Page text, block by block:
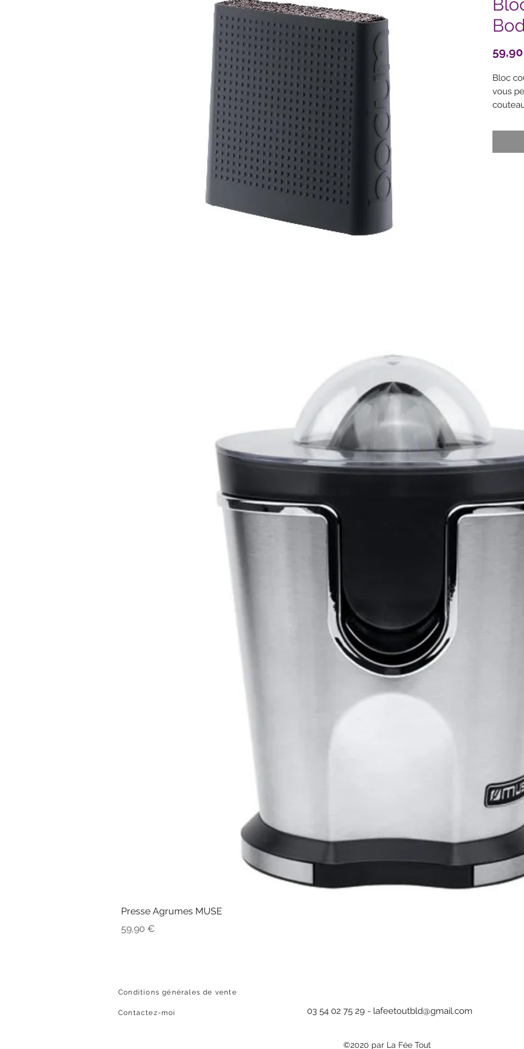
Bloc
vous
Presse Agrumes MUSE
Prix
59,90 €
Conditions générales de vente
Contactez-moi 03 54 02 75 29 - lafeetoutbld@gmail.com
©2020 par La Fée Tout